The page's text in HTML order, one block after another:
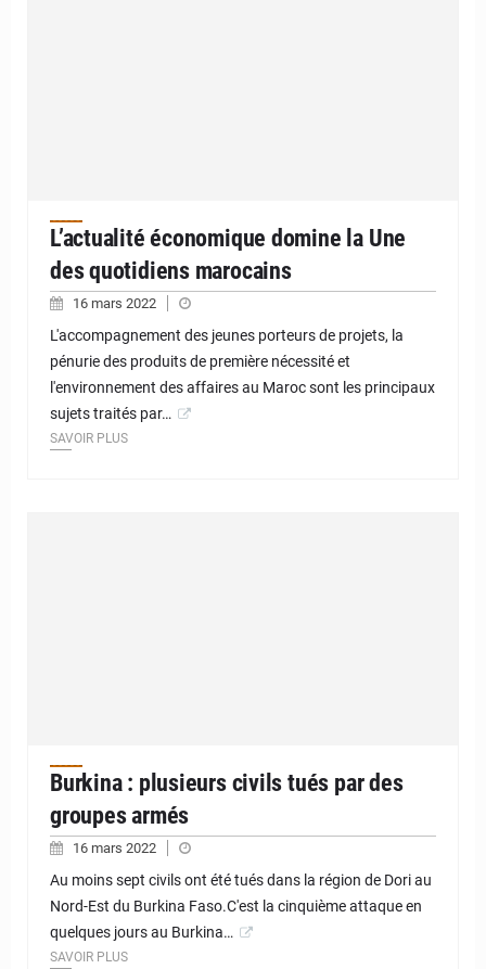
L’actualité économique domine la Une
des quotidiens marocains
16 mars 2022
L'accompagnement des jeunes porteurs de projets, la
pénurie des produits de première nécessité et
l'environnement des affaires au Maroc sont les principaux
sujets traités par…
SAVOIR PLUS
Burkina : plusieurs civils tués par des
groupes armés
16 mars 2022
Au moins sept civils ont été tués dans la région de Dori au
Nord-Est du Burkina Faso.C'est la cinquième attaque en
quelques jours au Burkina…
SAVOIR PLUS